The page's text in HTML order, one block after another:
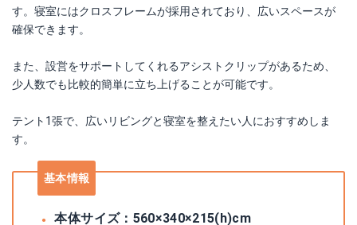
す。寝室にはクロスフレームが採用されており、広いスペースが
確保できます。
また、設営をサポートしてくれるアシストクリップがあるため、
少人数でも比較的簡単に立ち上げることが可能です。
テント1張で、広いリビングと寝室を整えたい人におすすめしま
す。
基本情報
本体サイズ：560×340×215(h)cm